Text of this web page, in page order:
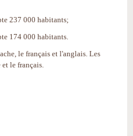
237 000 habitants;
174 000 habitants.
le français et l'anglais. Les
et le français.